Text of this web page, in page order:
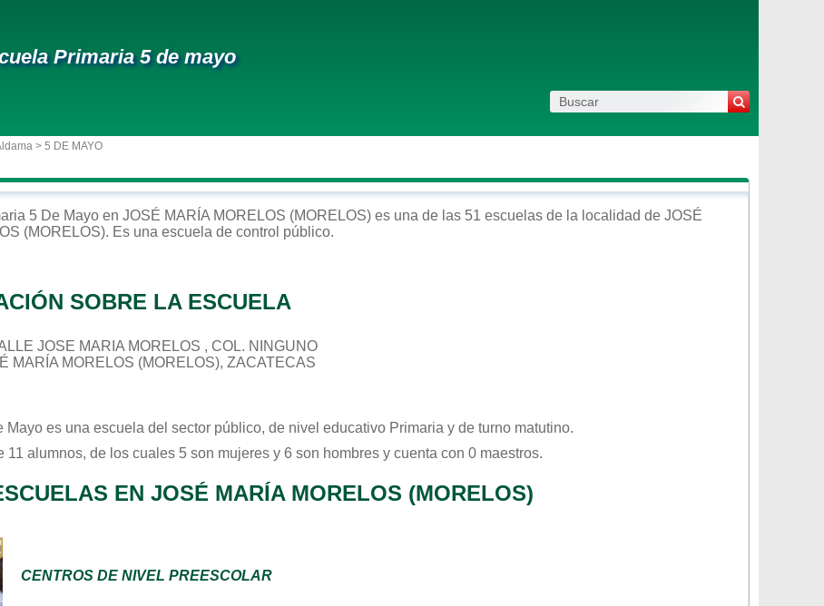
Primaria 5 de mayo
> 5 DE MAYO
5 De Mayo en JOSÉ MARÍA MORELOS (MORELOS) es una de las 51 escuelas de la localidad de JOSÉ
(MORELOS). Es una escuela de control público.
SOBRE LA ESCUELA
JOSE MARIA MORELOS , COL. NINGUNO
MARÍA MORELOS (MORELOS), ZACATECAS
Mayo es una escuela del sector público, de nivel educativo Primaria y de turno matutino.
11 alumnos, de los cuales 5 son mujeres y 6 son hombres y cuenta con 0 maestros.
EN JOSÉ MARÍA MORELOS (MORELOS)
CENTROS DE NIVEL PREESCOLAR